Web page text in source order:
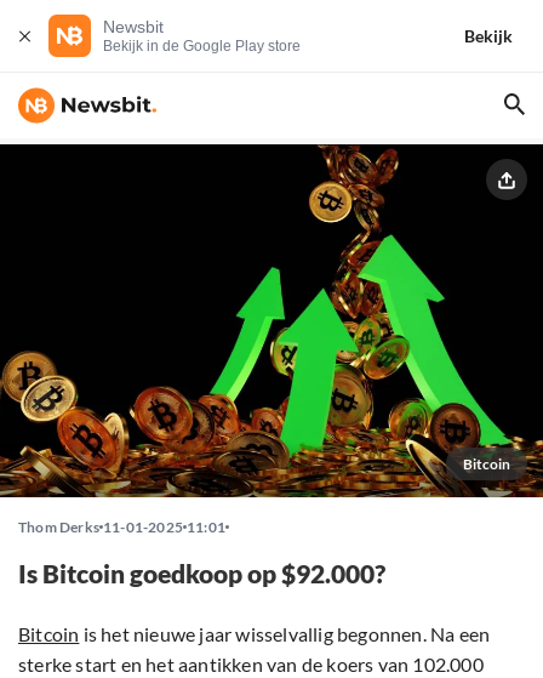
Newsbit
Bekijk in de Google Play store
Bekijk
Bitcoin
Thom Derks 11-01-2025 11:01
Is Bitcoin goedkoop op $92.000?
Bitcoin is het nieuwe jaar wisselvallig begonnen. Na een
sterke start en het aantikken van de koers van 102.000